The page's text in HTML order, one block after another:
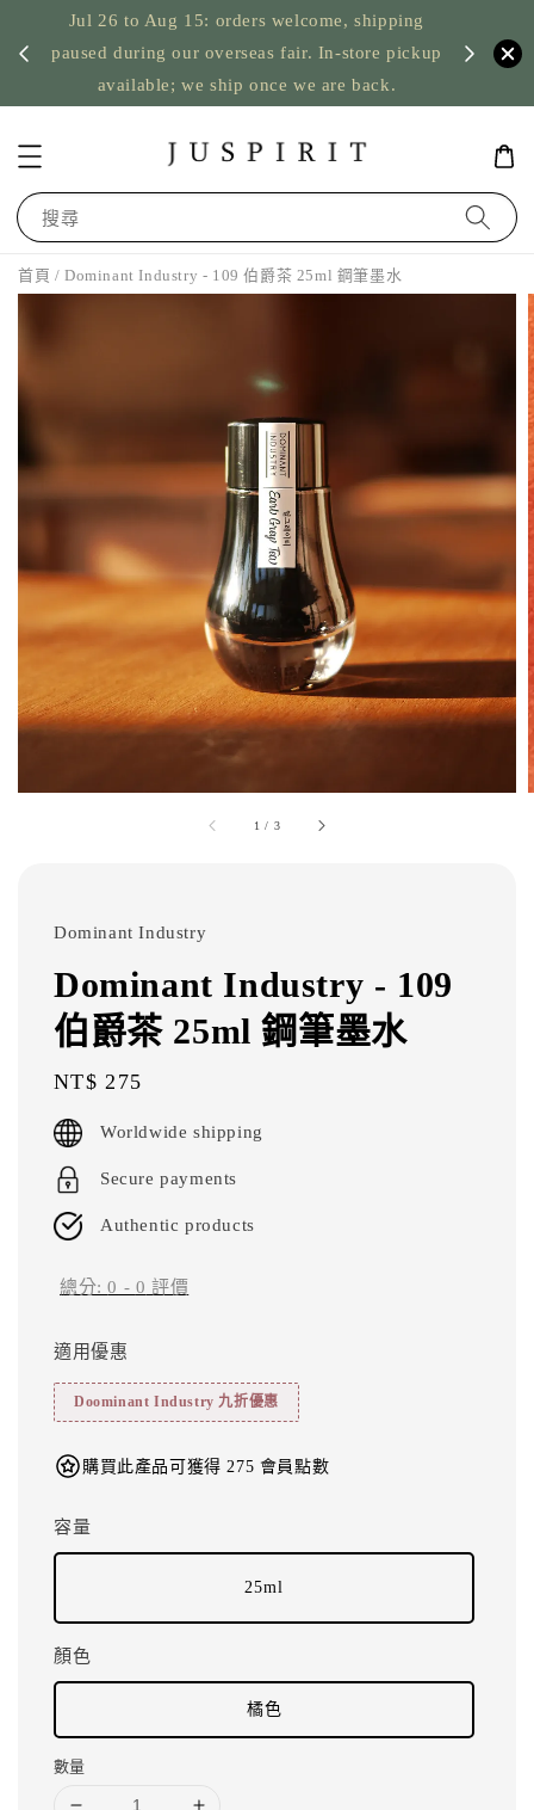
Jul 26 to Aug 15: orders welcome, shipping
paused during our overseas fair. In-store pickup
available; we ship once we are back.
US
搜尋
首頁 / Dominant Industry - 109 伯爵茶 25ml 鋼筆墨水
1 / 3
Dominant Industry
Dominant Industry - 109
伯爵茶 25ml 鋼筆墨水
Regular
price
NT$ 275
Worldwide shipping
Secure payments
Authentic products
總分:0 - 0 評價
適用優惠
Doominant Industry 九折優惠
購買此產品可獲得 275 會員點數
容量
25ml
顏色
橘色
數量